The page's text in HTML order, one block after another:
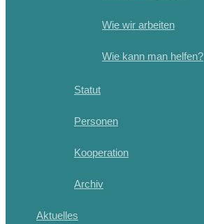
Wie wir arbeiten
Wie kann man helfen?
Statut
Personen
Kooperation
Archiv
Aktuelles